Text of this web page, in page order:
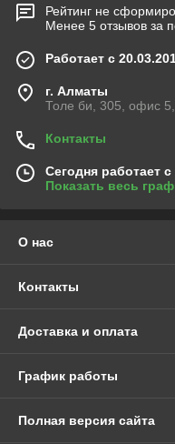
Рейтинг не
Менее 5 отзывов за
Работает с
г. Алматы
Толе би, 305, офис
Контакты
Сегодня работает
Показать весь
О нас
Контакты
Доставка и оплата
График работы
Полная версия сайта